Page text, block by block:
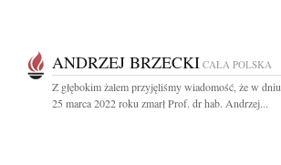
ANDRZEJ BRZECKI CAŁA POLSKA
Z głębokim żalem przyjęliśmy wiadomość, że w dniu
25 marca 2022 roku zmarł Prof. dr hab. Andrzej...